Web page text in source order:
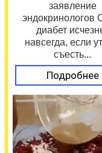
заявление
эндокринологов
диабет
навсегда, если
съесть...
Подробнее